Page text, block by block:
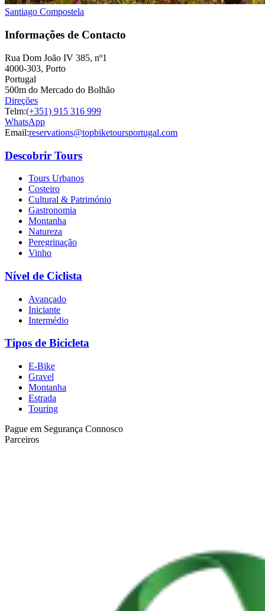
Passeio de bicicleta no Alentejo - rota Vinícola e Património
Santiago Compostela
Informações de Contacto
Rua Dom João IV 385, nº1
4000-303, Porto
Portugal
500m do Mercado do Bolhão
Direções
Telm:(+351) 915 316 999
WhatsApp
Email:reservations@topbiketoursportugal.com
Descobrir Tours
Tours Urbanos
Costeiro
Cultural & Património
Gastronomia
Montanha
Natureza
Peregrinação
Vinho
Nível de Ciclista
Avançado
Iniciante
Intermédio
Tipos de Bicicleta
E-Bike
Gravel
Montanha
Estrada
Touring
Pague em Segurança Connosco
Parceiros